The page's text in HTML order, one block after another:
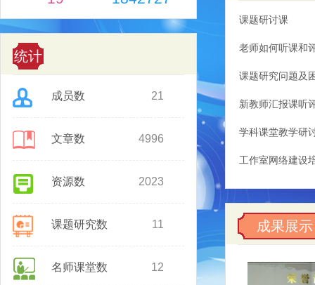
统计
成员数 21
文章数 4996
资源数 2023
课题研究数 11
名师课堂数 12
课题研讨课
老师如何听课和
课题研究问题及
新教师汇报课听
学科课堂教学研
工作室网络建设
成果展示